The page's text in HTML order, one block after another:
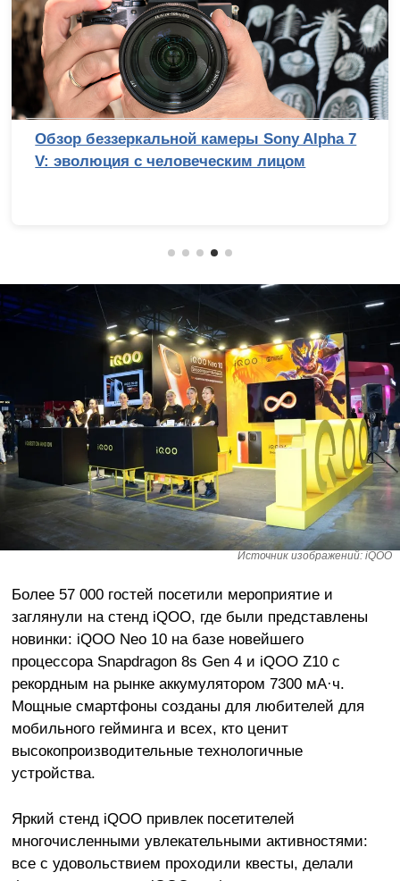
Обзор беззеркальной камеры Sony Alpha 7
V: эволюция с человеческим лицом
Источник изображений: iQOO
Более 57 000 гостей посетили мероприятие и
заглянули на стенд iQOO, где были представлены
новинки: iQOO Neo 10 на базе новейшего
процессора Snapdragon 8s Gen 4 и iQOO Z10 с
рекордным на рынке аккумулятором 7300 мА·ч.
Мощные смартфоны созданы для любителей для
мобильного гейминга и всех, кто ценит
высокопроизводительные технологичные
устройства.
Яркий стенд iQOO привлек посетителей
многочисленными увлекательными активностями:
все с удовольствием проходили квесты, делали